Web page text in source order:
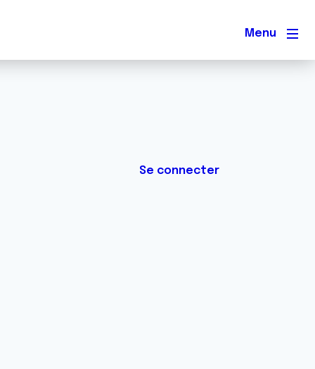
Menu
Se connecter